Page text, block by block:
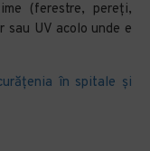
(ferestre, pereți,
sau UV acolo unde e
în spitale și